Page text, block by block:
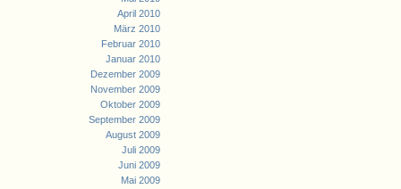
April 2010
März 2010
Februar 2010
Januar 2010
Dezember 2009
November 2009
Oktober 2009
September 2009
August 2009
Juli 2009
Juni 2009
Mai 2009